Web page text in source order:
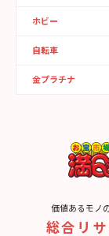
ホビー
自転車
金プラチナ
価値あるモノ
総合リ